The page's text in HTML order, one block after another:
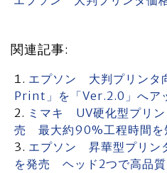
関連記事:
エプソン 大判プリンタ
Print」を「Ver.2.0」へア
ミマキ UV硬化型プリ
売 最大約90%工程時間
エプソン 昇華型プリン
を発売 ヘッド2つで高品